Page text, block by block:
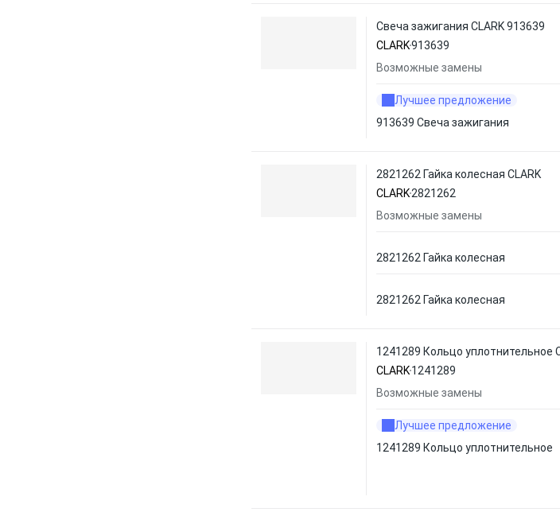
Свеча зажигания CLARK 913639
CLARK913639
Возможные замены
Лучшее предложение
913639 Свеча зажигания
2821262 Гайка колесная CLARK
CLARK2821262
Возможные замены
2821262 Гайка колесная
2821262 Гайка колесная
1241289 Кольцо уплотнительное
CLARK1241289
Возможные замены
Лучшее предложение
1241289 Кольцо уплотнительное